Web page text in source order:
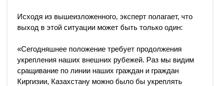
Исходя из вышеизложенного, эксперт полагает, что
выход в этой ситуации может быть только один:
«Сегодняшнее положение требует продолжения
укрепления наших внешних рубежей. Раз мы видим
сращивание по линии наших граждан и граждан
Киргизии, Казахстану можно было бы укреплять